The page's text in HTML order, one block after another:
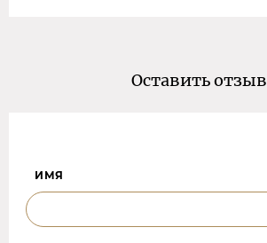
Оставить отзыв
ИМЯ